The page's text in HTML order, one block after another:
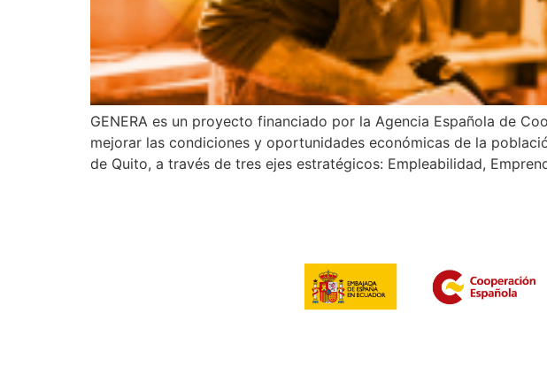
GENERA es un proyecto financiado por la Agencia Española de
mejorar las condiciones y oportunidades económicas de la
de Quito, a través de tres ejes estratégicos: Empleabilidad,